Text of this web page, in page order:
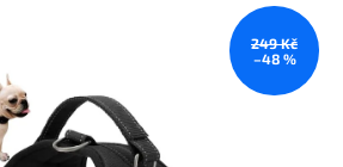
249 Kč
–48 %